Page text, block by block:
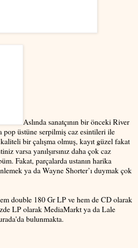
Aslında sanatçının bir önceki River
pop üstüne serpilmiş caz esintileri ile
bir çalışma olmuş, kayıt güzel fakat
varsa yanılşırsınız daha çok caz
Fakat, parçalarda ustanın harika
ya da Wayne Shorter’ı duymak çok
double 180 Gr LP ve hem de CD olarak
LP olarak MediaMarkt ya da Lale
bulunmakta.